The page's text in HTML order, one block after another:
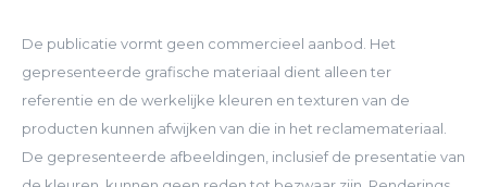
De publicatie vormt geen commercieel aanbod. Het
gepresenteerde grafische materiaal dient alleen ter
referentie en de werkelijke kleuren en texturen van de
producten kunnen afwijken van die in het reclamemateriaal.
De gepresenteerde afbeeldingen, inclusief de presentatie van